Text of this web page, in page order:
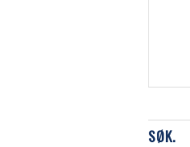
SØK.